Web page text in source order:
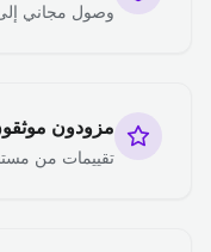
وصول مجاني
مزودون
تقييمات من